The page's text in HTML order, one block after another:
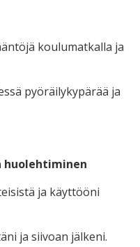
koulumatkalla ja
pyöräilykypärää ja
huolehtiminen
ja käyttööni
ja siivoan jälkeni.